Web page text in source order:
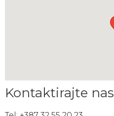
Kontaktirajte nas